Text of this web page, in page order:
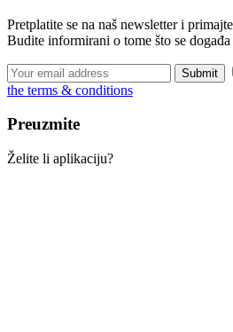
Pretplatite se na naš newsletter i
Budite informirani o tome što se događa
the terms & conditions
Preuzmite
Želite li aplikaciju?